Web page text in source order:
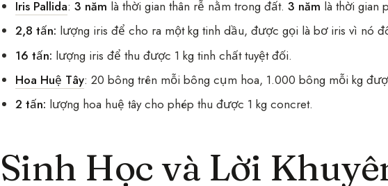
Iris Pallida:3 năm là thời gian thân rễ nằm trong đất.3 năm là thời gian
2,8 tấn: lượng iris để cho ra một kg tinh dầu, được gọi là bơ iris vì nó
16 tấn: lượng iris để thu được 1 kg tinh chất tuyệt đối.
Hoa Huệ Tây: 20 bông trên mỗi bông cụm hoa, 1.000 bông mỗi kg
2 tấn: lượng hoa huệ tây cho phép thu được 1 kg concret.
Sinh Học và Lời